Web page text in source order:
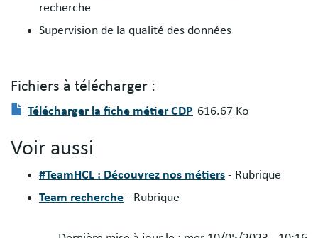
recherche
Supervision de la qualité des données
Fichiers à télécharger :
Fichier(s)
télécharger
Document
Télécharger la fiche métier CDP 616.67 Ko
Voir aussi
#TeamHCL : Découvrez nos métiers - Rubrique
Team recherche - Rubrique